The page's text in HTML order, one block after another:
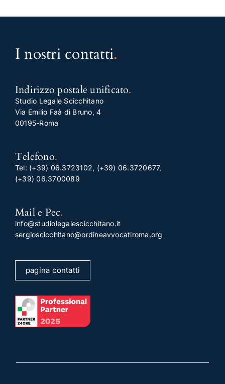
I nostri contatti.
Indirizzo postale unificato.
Studio Legale Scicchitano
Via Emilio Faà di Bruno, 4
00195-Roma
Telefono.
Tel: (+39) 06.3723102, (+39) 06.3720677,
(+39) 06.3700089
Mail e Pec.
info@studiolegalescicchitano.it
sergioscicchitano@ordineavvocatiroma.org
pagina contatti